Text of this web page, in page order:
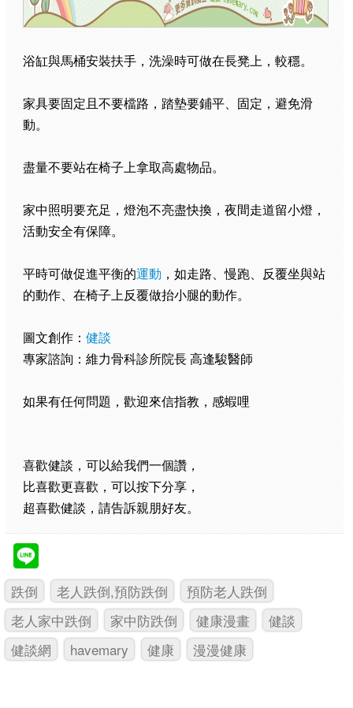
浴缸與馬桶安裝扶手，洗澡時可做在長凳上，較穩。
家具要固定且不要檔路，踏墊要鋪平、固定，避免滑
動。
盡量不要站在椅子上拿取高處物品。
家中照明要充足，燈泡不亮盡快換，夜間走道留小燈，
活動安全有保障。
平時可做促進平衡的運動 ，如走路、慢跑、反覆坐與站
的動作、在椅子上反覆做抬小腿的動作。
圖文創作： 健談
專家諮詢： 維力骨科診所院長高逢駿醫師
如果有任何問題，歡迎來信指教，感蝦哩
喜歡健談，可以給我們一個讚，
比喜歡更喜歡，可以按下分享，
超喜歡健談，請告訴親朋好友。
跌倒 老人跌倒,預防跌倒
預防老人跌倒
老人家中跌倒
家中防跌倒 健康漫畫
健談
健談網
havemary 健康 漫漫健康